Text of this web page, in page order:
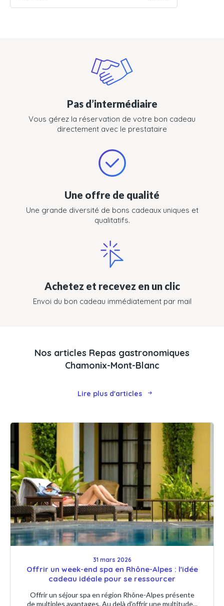
Pas d’intermédiaire
Vous gérez la réservation de votre bon cadeau
directement avec le prestataire
Une offre de qualité
Une grande diversité de bons cadeaux uniques et
qualitatifs.
Achetez et recevez en un clic
Envoi du bon cadeau immédiatement par mail
Nos articles Repas gastronomiques
Chamonix-Mont-Blanc
Lire plus d'articles
31 mars 2026
Offrir un week-end spa en Rhône-Alpes : l'idée
cadeau idéale pour se ressourcer
Offrir un séjour spa en région Rhône-Alpes présente
de multiples avantages. Au delà d'offrir une multitude...